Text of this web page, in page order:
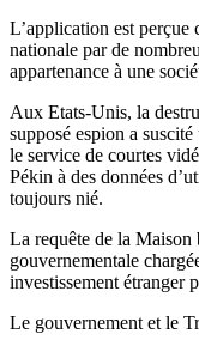
L’application est perçue
nationale par de
appartenance à une
Aux Etats-Unis, la
supposé espion a
le service de courtes
Pékin à des données
toujours nié.
La requête de la
gouvernementale
investissement étranger
Le gouvernement et le